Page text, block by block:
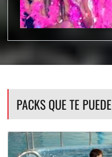
PACKS QUE TE